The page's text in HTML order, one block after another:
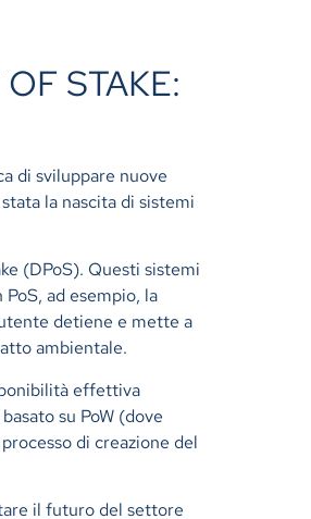
STAKE:
di sviluppare nuove
la nascita di sistemi
(DPoS). Questi sistemi
ad esempio, la
detiene e mette a
ambientale.
effettiva
su PoW (dove
di creazione del
il futuro del settore